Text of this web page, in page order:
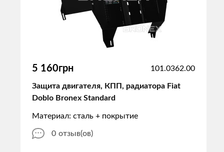
5 160грн 101.0362.00
Защита двигателя, КПП, радиатора Fiat
Doblo Bronex Standard
Материал: сталь + покрытие
0 отзыв(ов)